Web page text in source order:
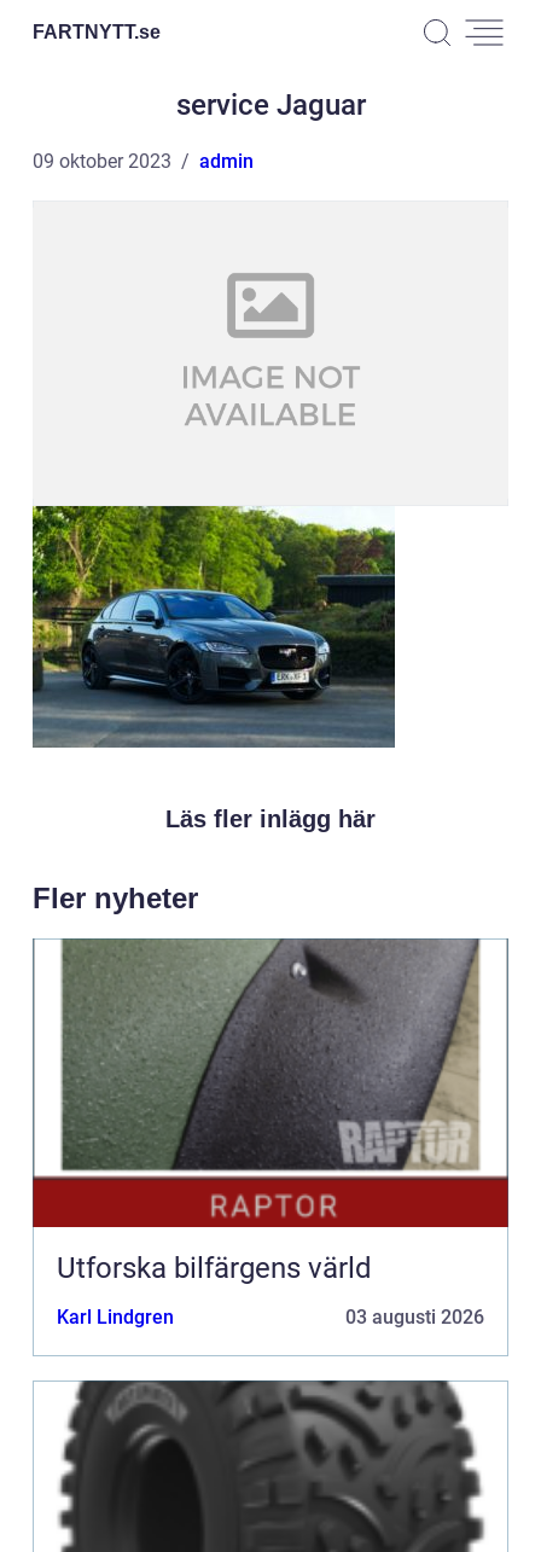
FARTNYTT.se
service Jaguar
09 oktober 2023 admin
Läs fler inlägg här
Fler nyheter
Utforska bilfärgens värld
Karl Lindgren 03 augusti 2026